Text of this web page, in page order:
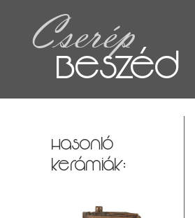
Cserép
Beszéd
Hasonló
kerámiák: